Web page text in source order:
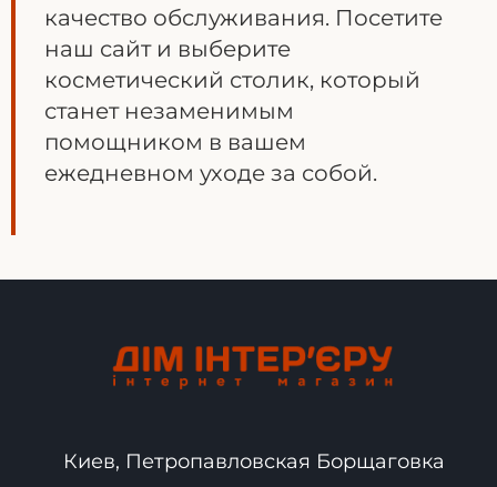
качество обслуживания. Посетите
наш сайт и выберите
косметический столик, который
станет незаменимым
помощником в вашем
ежедневном уходе за собой.
Киев, Петропавловская Борщаговка